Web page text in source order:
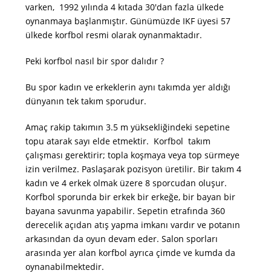
varken, 1992 yılında 4 kıtada 30'dan fazla ülkede
oynanmaya başlanmıştır. Günümüzde IKF üyesi 57
ülkede korfbol resmi olarak oynanmaktadır.
Peki korfbol nasıl bir spor dalıdır ?
Bu spor kadın ve erkeklerin aynı takımda yer aldığı
dünyanın tek takım sporudur.
Amaç rakip takımın 3.5 m yüksekliğindeki sepetine
topu atarak sayı elde etmektir. Korfbol takım
çalışması gerektirir; topla koşmaya veya top sürmeye
izin verilmez. Paslaşarak pozisyon üretilir. Bir takım 4
kadın ve 4 erkek olmak üzere 8 sporcudan oluşur.
Korfbol sporunda bir erkek bir erkeğe, bir bayan bir
bayana savunma yapabilir. Sepetin etrafında 360
derecelik açıdan atış yapma imkanı vardır ve potanın
arkasından da oyun devam eder. Salon sporları
arasında yer alan korfbol ayrıca çimde ve kumda da
oynanabilmektedir.